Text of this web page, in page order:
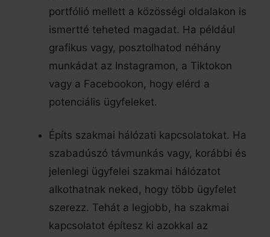
portfólió mellett a közösségi oldalakon is
ismertté teheted magadat. Ha például
grafikus vagy, posztolhatod néhány
munkádat az Instagramon, a Tiktokon
vagy a Facebookon, hogy elérd a
potenciális ügyfeleket.
Építs szakmai hálózati kapcsolatokat. Ha
szabadúszó távmunkás vagy, korábbi és
jelenlegi ügyfelei szakmai hálózatot
alkothatnak neked, hogy több ügyfelet
szerezz. Tehát a legjobb, ha szakmai
kapcsolatot építesz ki azokkal az